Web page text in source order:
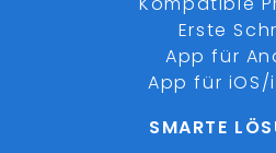
Erste
App für
App für iOS/
SMARTE